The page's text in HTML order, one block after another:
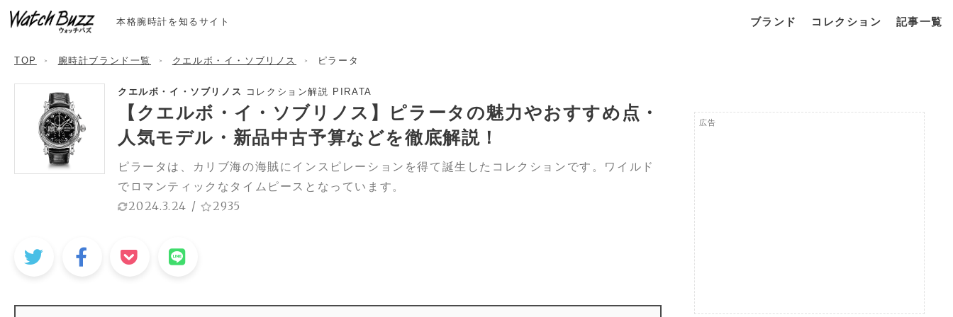
本格腕時計を知るサイト ブランド コレクション 記事一覧
TOP 腕時計ブランド一覧 クエルボ・イ・ソブリノス ピラータ
クエルボ・イ・ソブリノス コレクション解説 PIRATA
【クエルボ・イ・ソブリノス】ピラータの魅力やおすすめ点・
人気モデル・新品中古予算などを徹底解説！
ピラータは、カリブ海の海賊にインスピレーションを得て誕生したコレクションです。ワイルド
でロマンティックなタイムピースとなっています。
2024.3.24 / 2935
広告